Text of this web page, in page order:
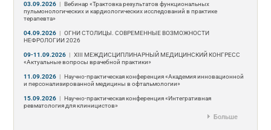
03.09.2026 | Вебинар «Трактовка результатов функциональных
пульмонологических и кардиологических исследований в практике
терапевта»
04.09.2026 | ОГНИ СТОЛИЦЫ. СОВРЕМЕННЫЕ ВОЗМОЖНОСТИ
НЕФРОЛОГИИ 2026
09-11.09.2026 | ХIII МЕЖДИСЦИПЛИНАРНЫЙ МЕДИЦИНСКИЙ КОНГРЕСС
«Актуальные вопросы врачебной практики»
11.09.2026 | Научно-практическая конференция «Академия инновационной
и персонализированной медицины в офтальмологии»
15.09.2026 | Научно-практическая конференция «Интегративная
ревматология для клиницистов»
Больше